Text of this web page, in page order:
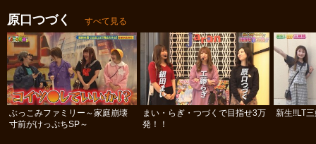
原口つづく すべて見る
ぶっこみファミリー～家庭崩壊
寸前がけっぷちSP～
まい・らぎ・つづくで目指せ3万
発！！
新生!!LT